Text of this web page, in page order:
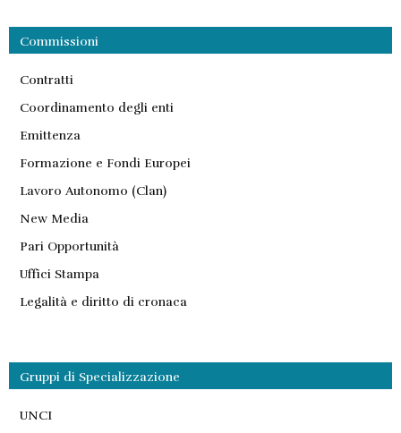
Commissioni
Contratti
Coordinamento degli enti
Emittenza
Formazione e Fondi Europei
Lavoro Autonomo (Clan)
New Media
Pari Opportunità
Uffici Stampa
Legalità e diritto di cronaca
Gruppi di Specializzazione
UNCI